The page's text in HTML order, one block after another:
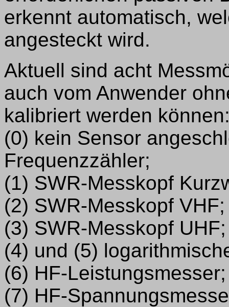
erkennt automatisch,
angesteckt wird.
Aktuell sind acht
auch vom Anwender
kalibriert werden
(0) kein Sensor
Frequenzzähler;
(1) SWR-Messkopf
(2) SWR-Messkopf VHF;
(3) SWR-Messkopf UHF;
(4) und (5)
(6) HF-Leistungsmesser;
(7) HF-